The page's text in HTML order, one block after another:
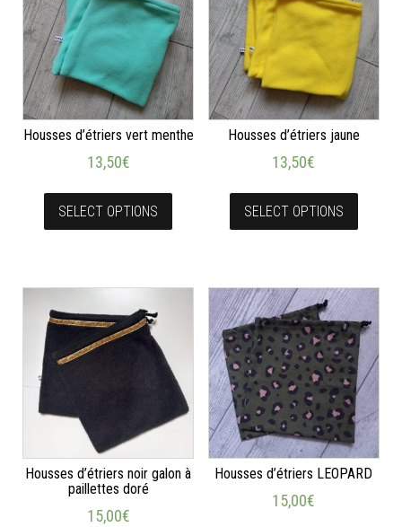
Housses d’étriers vert menthe
13,50€
SELECT OPTIONS
Housses d’étriers jaune
13,50€
SELECT OPTIONS
Housses d’étriers noir galon à
paillettes doré
15,00€
Housses d’étriers LEOPARD
15,00€